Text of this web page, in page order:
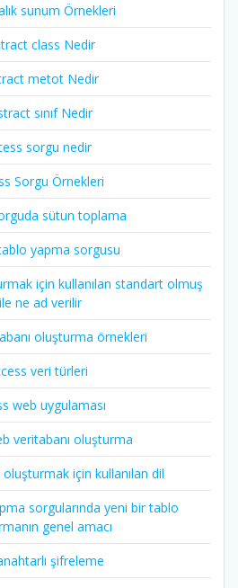
sunum Örnekleri
class Nedir
metot Nedir
sınıf Nedir
sorgu nedir
Sorgu Örnekleri
sütun toplama
yapma sorgusu
için kullanılan standart olmuş
ne ad verilir
oluşturma örnekleri
veri türleri
web uygulaması
veritabanı oluşturma
için kullanılan dil
sorgularında yeni bir tablo
genel amacı
şifreleme